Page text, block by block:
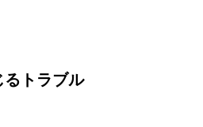
るトラブル